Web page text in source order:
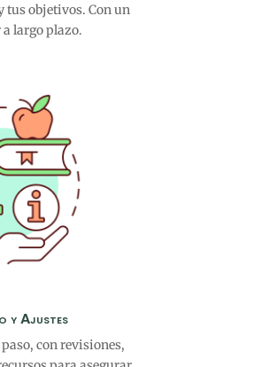
tus objetivos. Con un
largo plazo.
y Ajustes
con revisiones,